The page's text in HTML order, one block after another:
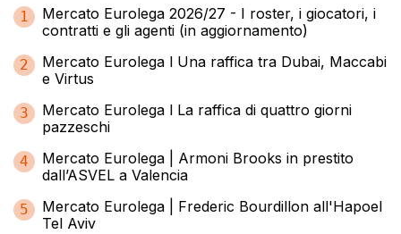
1
Mercato Eurolega 2026/27 - I roster, i giocatori, i
contratti e gli agenti (in aggiornamento)
2
Mercato Eurolega l Una raffica tra Dubai, Maccabi
e Virtus
3
Mercato Eurolega l La raffica di quattro giorni
pazzeschi
4
Mercato Eurolega | Armoni Brooks in prestito
dall’ASVEL a Valencia
5
Mercato Eurolega | Frederic Bourdillon all'Hapoel
Tel Aviv